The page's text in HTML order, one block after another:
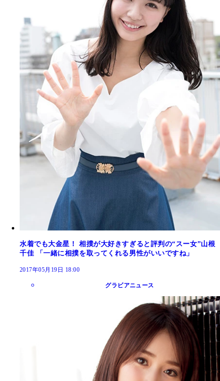
水着でも大金星！ 相撲が大好きすぎると評判の“スー女”山根
千佳 「一緒に相撲を取ってくれる男性がいいですね」
2017年05月19日 18:00
グラビアニュース